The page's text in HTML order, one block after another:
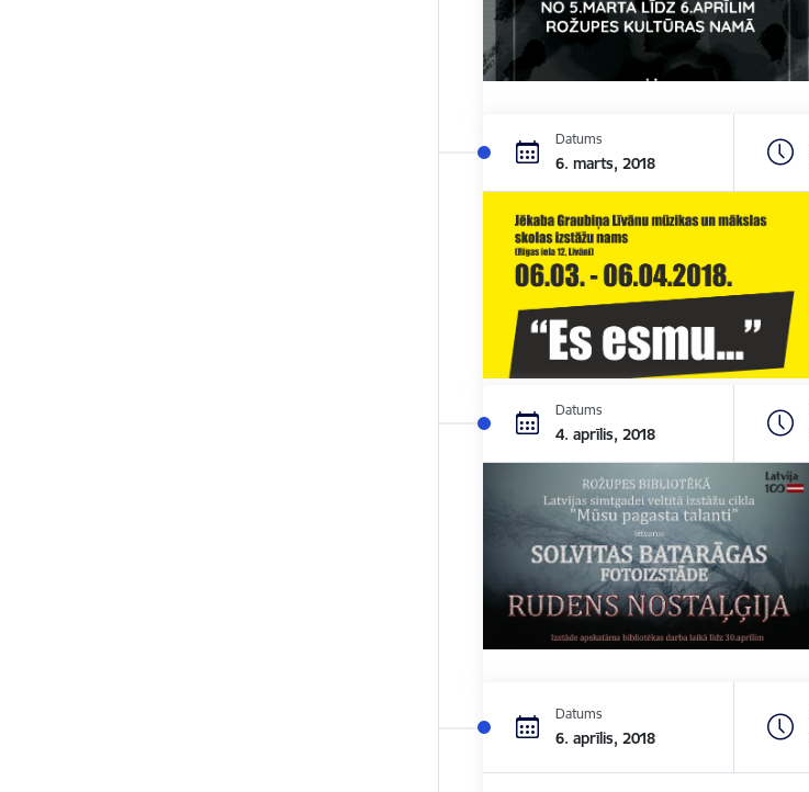
Datums
6. marts, 2018
Datums
4. aprīlis, 2018
Datums
6. aprīlis, 2018